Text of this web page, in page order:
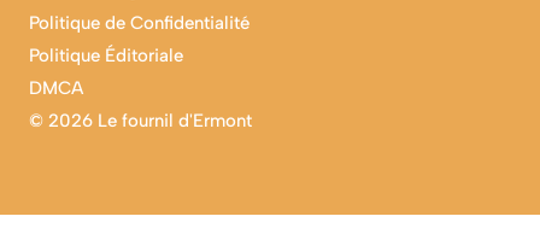
© 2026 Le fournil d'Ermont
Politique de Confidentialité
Politique Éditoriale
DMCA